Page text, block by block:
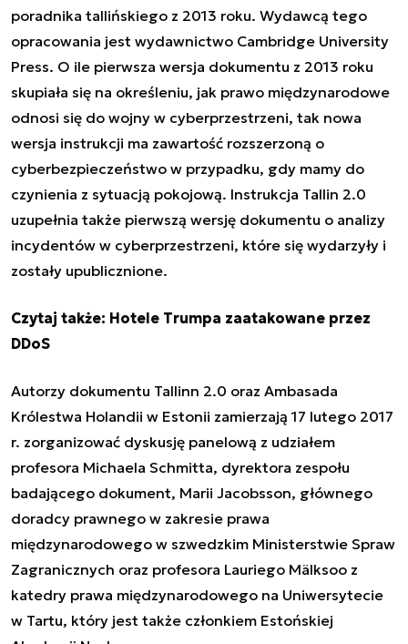
poradnika tallińskiego z 2013 roku. Wydawcą tego
opracowania jest wydawnictwo Cambridge University
Press. O ile pierwsza wersja dokumentu z 2013 roku
skupiała się na określeniu, jak prawo międzynarodowe
odnosi się do wojny w cyberprzestrzeni, tak nowa
wersja instrukcji ma zawartość rozszerzoną o
cyberbezpieczeństwo w przypadku, gdy mamy do
czynienia z sytuacją pokojową. Instrukcja Tallin 2.0
uzupełnia także pierwszą wersję dokumentu o analizy
incydentów w cyberprzestrzeni, które się wydarzyły i
zostały upublicznione.
Czytaj także: Hotele Trumpa zaatakowane przez
DDoS
Autorzy dokumentu Tallinn 2.0 oraz Ambasada
Królestwa Holandii w Estonii zamierzają 17 lutego 2017
r. zorganizować dyskusję panelową z udziałem
profesora Michaela Schmitta, dyrektora zespołu
badającego dokument, Marii Jacobsson, głównego
doradcy prawnego w zakresie prawa
międzynarodowego w szwedzkim Ministerstwie Spraw
Zagranicznych oraz profesora Lauriego Mälksoo z
katedry prawa międzynarodowego na Uniwersytecie
w Tartu, który jest także członkiem Estońskiej